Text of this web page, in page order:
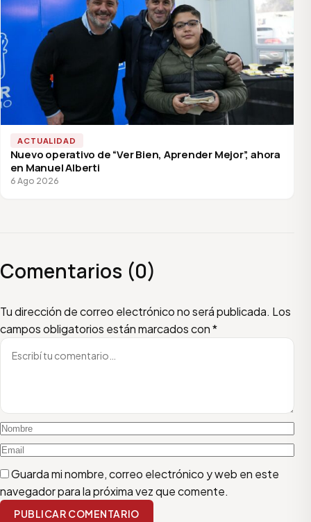
ACTUALIDAD
Nuevo operativo de “Ver Bien, Aprender Mejor”, ahora
en Manuel Alberti
6 Ago 2026
Comentarios (0)
Tu dirección de correo electrónico no será publicada. Los
campos obligatorios están marcados con*
Escribí tu comentario
Nombre
Email
Guarda mi nombre, correo electrónico y web en este
navegador para la próxima vez que comente.
PUBLICAR COMENTARIO